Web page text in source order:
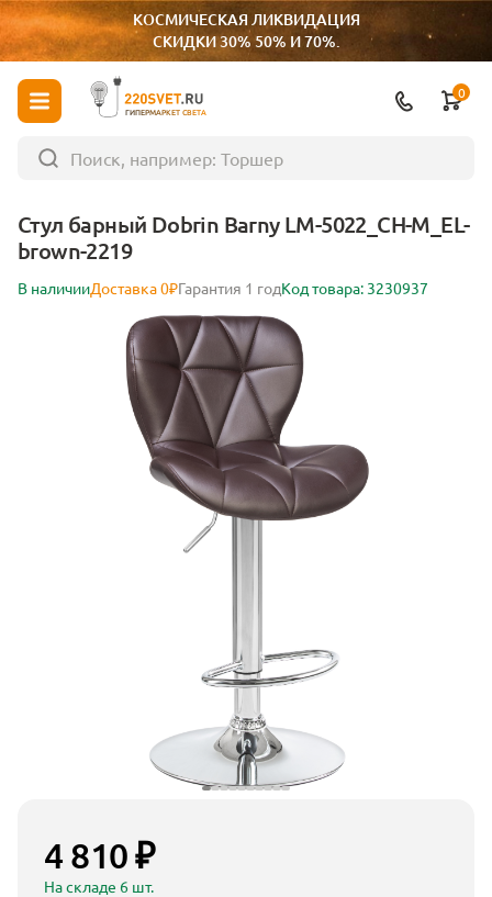
КОСМИЧЕСКАЯ ЛИКВИДАЦИЯ
СКИДКИ 30% 50% И 70%.
ГИПЕРМАРКЕТ СВЕТА
0
Стул барный Dobrin Barny LM-5022_CH-M_EL-
brown-2219
В наличииДоставка 0₽Гарантия 1 годКод товара: 3230937
4 810 ₽
На складе 6 шт.